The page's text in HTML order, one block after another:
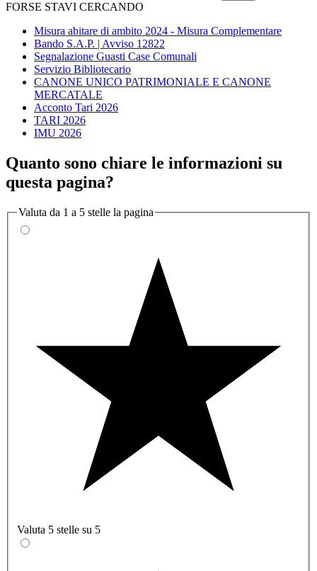
FORSE STAVI CERCANDO
Misura abitare di ambito 2024 - Misura Complementare
Bando S.A.P. | Avviso 12822
Segnalazione Guasti Case Comunali
Servizio Bibliotecario
CANONE UNICO PATRIMONIALE E CANONE
MERCATALE
Acconto Tari 2026
TARI 2026
IMU 2026
Quanto sono chiare le informazioni su
questa pagina?
Valuta da 1 a 5 stelle la pagina
Valuta 5 stelle su 5